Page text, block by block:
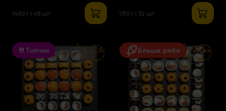
1450 г | 48 шт 1310 г | 32 шт
🤘Топчик Більше риби